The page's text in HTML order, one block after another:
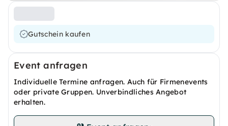
Gutschein kaufen
Event anfragen
Individuelle Termine anfragen. Auch für Firmenevents
oder private Gruppen. Unverbindliches Angebot
erhalten.